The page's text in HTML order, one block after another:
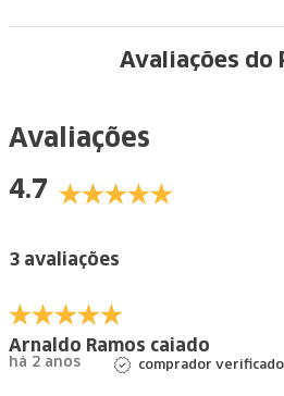
Avaliações do
Avaliações
4.7
3 avaliações
Arnaldo Ramos caiado
há 2 anos comprador verificado